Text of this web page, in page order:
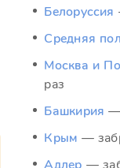
Белоруссия
Средняя
Москва и
раз
Башкирия —
Крым —